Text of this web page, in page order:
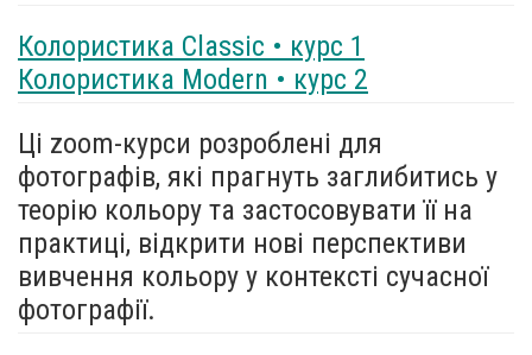
Колористика Classic • курс 1
Колористика Modern • курс 2
Ці zoom-курси розроблені для
фотографів, які прагнуть заглибитись у
теорію кольору та застосовувати її на
практиці, відкрити нові перспективи
вивчення кольору у контексті сучасної
фотографії.